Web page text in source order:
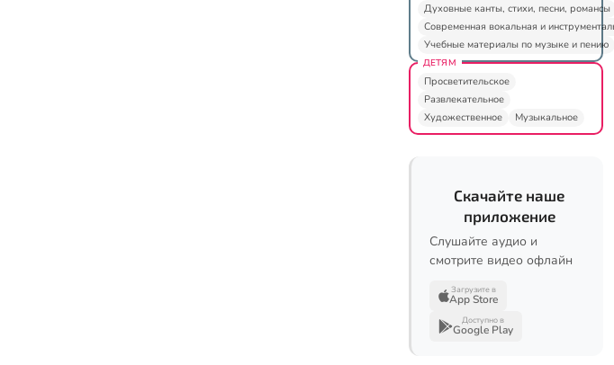
Духовные канты, стихи, песни, романсы
Современная вокальная и
Учебные материалы по музыке и пению
ДЕТЯМ
Просветительское
Развлекательное
Художественное
Музыкальное
Скачайте наше
приложение
Слушайте аудио и
смотрите видео офлайн
Загрузите в
App Store
Доступно в
Google Play